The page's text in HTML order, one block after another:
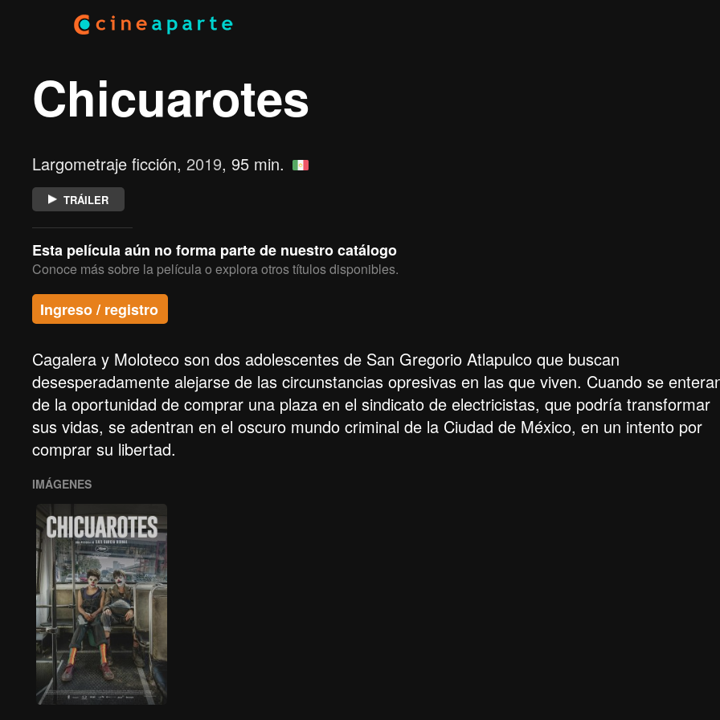
Chicuarotes
Largometraje ficción, 2019, 95 min.
TRÁILER
Esta película aún no forma parte de nuestro catálogo
Conoce más sobre la película o explora otros títulos disponibles.
Ingreso / registro
Cagalera y Moloteco son dos adolescentes de San Gregorio Atlapulco que buscan
desesperadamente alejarse de las circunstancias opresivas en las que viven. Cuando se
de la oportunidad de comprar una plaza en el sindicato de electricistas, que podría transformar
sus vidas, se adentran en el oscuro mundo criminal de la Ciudad de México, en un intento por
comprar su libertad.
IMÁGENES